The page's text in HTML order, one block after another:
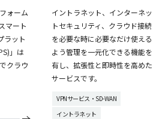
ォーム
マート
ラット
」は
クラウ
イントラネット、インターネッ
トセキュリティ、クラウド接続
を必要な時に必要なだけ使える
よう管理を一元化できる機能を
有し、拡張性と即時性を高めた
サービスです。
VPNサービス・SD-WAN
イントラネット